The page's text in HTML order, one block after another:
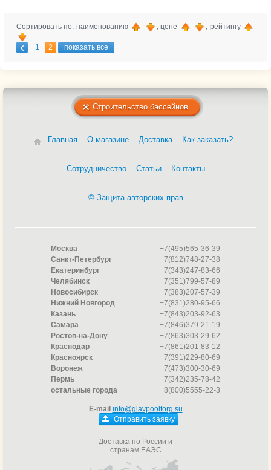
Сортировать по: наименованию , цене , рейтингу
1 2 показать все
Строительство бассейнов
Главная О магазине Доставка Как заказать?
Сотрудничество Статьи Контакты
© Защита авторских прав
Москва
+7(495)565-36-39
Санкт-Петербург
+7(812)748-27-38
Екатеринбург
+7(343)247-83-66
Челябинск
+7(351)799-57-89
Новосибирск
+7(383)207-57-39
Нижний Новгород
+7(831)280-95-66
Казань
+7(843)203-92-63
Самара
+7(846)379-21-19
Ростов-на-Дону
+7(863)303-29-62
Краснодар
+7(861)201-83-12
Красноярск
+7(391)229-80-69
Воронеж
+7(473)300-30-69
Пермь
+7(342)235-78-42
остальные города
8(800)5555-22-3
E-mail info@glavpooltorg.su
Отправить заявку
Доставка по России и
странам ЕАЭС